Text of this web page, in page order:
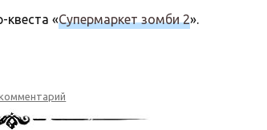
квеста «Супермаркет зомби 2».